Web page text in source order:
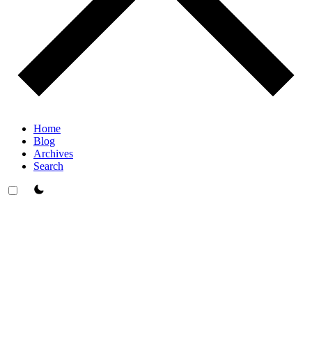
Home
Blog
Archives
Search
theme switcher